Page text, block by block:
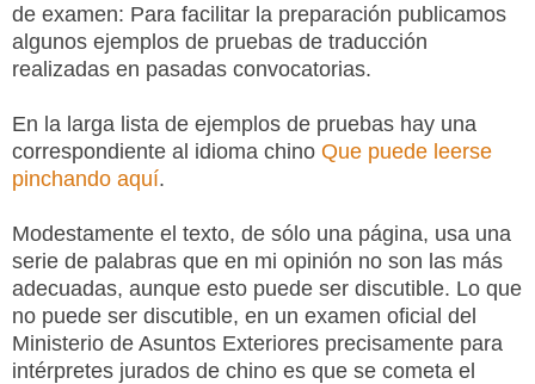
de examen: Para facilitar la preparación publicamos
algunos ejemplos de pruebas de traducción
realizadas en pasadas convocatorias.
En la larga lista de ejemplos de pruebas hay una
correspondiente al idioma chino Que puede leerse
pinchando aquí.
Modestamente el texto, de sólo una página, usa una
serie de palabras que en mi opinión no son las más
adecuadas, aunque esto puede ser discutible. Lo que
no puede ser discutible, en un examen oficial del
Ministerio de Asuntos Exteriores precisamente para
intérpretes jurados de chino es que se cometa el